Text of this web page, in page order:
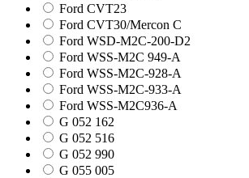
Ford CVT23
Ford CVT30/Mercon C
Ford WSD-M2C-200-D2
Ford WSS-M2C 949-A
Ford WSS-M2C-928-A
Ford WSS-M2C-933-A
Ford WSS-M2C936-A
G 052 162
G 052 516
G 052 990
G 055 005